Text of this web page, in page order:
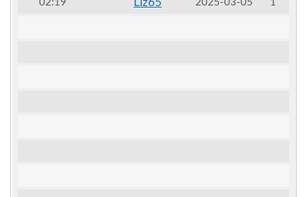
1
2025-03-05
Liz65
02:19